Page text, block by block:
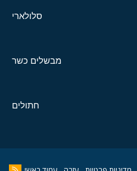
סלולארי
מבשלים כשר
חתולים